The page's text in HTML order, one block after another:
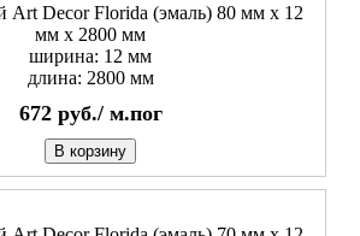
Art Decor Florida (эмаль) 80 мм х 12
мм х 2800 мм
ширина: 12 мм
длина: 2800 мм
672 руб./ м.пог
В корзину